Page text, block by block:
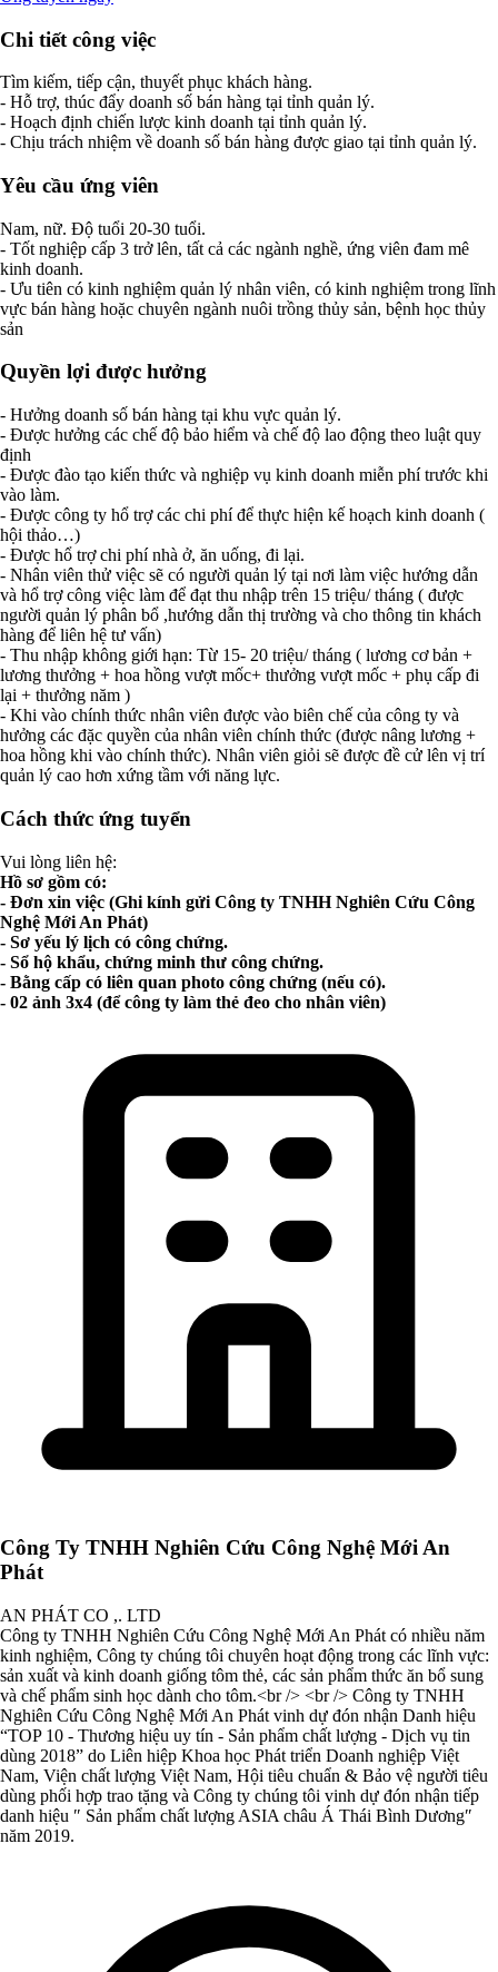
Chi tiết công việc
Tìm kiếm, tiếp cận, thuyết phục khách hàng.
- Hỗ trợ, thúc đẩy doanh số bán hàng tại tỉnh quản lý.
- Hoạch định chiến lược kinh doanh tại tỉnh quản lý.
- Chịu trách nhiệm về doanh số bán hàng được giao tại tỉnh quản lý.
Yêu cầu ứng viên
Nam, nữ. Độ tuổi 20-30 tuổi.
- Tốt nghiệp cấp 3 trở lên, tất cả các ngành nghề, ứng viên đam mê
kinh doanh.
- Ưu tiên có kinh nghiệm quản lý nhân viên, có kinh nghiệm trong lĩnh
vực bán hàng hoặc chuyên ngành nuôi trồng thủy sản, bệnh học thủy
sản
Quyền lợi được hưởng
- Hưởng doanh số bán hàng tại khu vực quản lý.
- Được hưởng các chế độ bảo hiểm và chế độ lao động theo luật quy
định
- Được đào tạo kiến thức và nghiệp vụ kinh doanh miễn phí trước khi
vào làm.
- Được công ty hổ trợ các chi phí để thực hiện kế hoạch kinh doanh (
hội thảo…)
- Được hổ trợ chi phí nhà ở, ăn uống, đi lại.
- Nhân viên thử việc sẽ có người quản lý tại nơi làm việc hướng dẫn
và hổ trợ công việc làm để đạt thu nhập trên 15 triệu/ tháng ( được
người quản lý phân bổ ,hướng dẫn thị trường và cho thông tin khách
hàng để liên hệ tư vấn)
- Thu nhập không giới hạn: Từ 15- 20 triệu/ tháng ( lương cơ bản +
lương thưởng + hoa hồng vượt mốc+ thưởng vượt mốc + phụ cấp đi
lại + thưởng năm )
- Khi vào chính thức nhân viên được vào biên chế của công ty và
hưởng các đặc quyền của nhân viên chính thức (được nâng lương +
hoa hồng khi vào chính thức). Nhân viên giỏi sẽ được đề cử lên vị trí
quản lý cao hơn xứng tầm với năng lực.
Cách thức ứng tuyển
Vui lòng liên hệ:
Hồ sơ gồm có:
- Đơn xin việc (Ghi kính gửi Công ty TNHH Nghiên Cứu Công
Nghệ Mới An Phát)
- Sơ yếu lý lịch có công chứng.
- Sổ hộ khẩu, chứng minh thư công chứng.
- Bằng cấp có liên quan photo công chứng (nếu có).
- 02 ảnh 3x4 (để công ty làm thẻ đeo cho nhân viên)
Công Ty TNHH Nghiên Cứu Công Nghệ Mới An
Phát
AN PHÁT CO ,. LTD
Công ty TNHH Nghiên Cứu Công Nghệ Mới An Phát có nhiều năm
kinh nghiệm, Công ty chúng tôi chuyên hoạt động trong các lĩnh vực:
sản xuất và kinh doanh giống tôm thẻ, các sản phẩm thức ăn bổ sung
và chế phẩm sinh học dành cho tôm.<br /> <br /> Công ty TNHH
Nghiên Cứu Công Nghệ Mới An Phát vinh dự đón nhận Danh hiệu
“TOP 10 - Thương hiệu uy tín - Sản phẩm chất lượng - Dịch vụ tin
dùng 2018” do Liên hiệp Khoa học Phát triển Doanh nghiệp Việt
Nam, Viện chất lượng Việt Nam, Hội tiêu chuẩn & Bảo vệ người tiêu
dùng phối hợp trao tặng và Công ty chúng tôi vinh dự đón nhận tiếp
danh hiệu ″ Sản phẩm chất lượng ASIA châu Á Thái Bình Dương″
năm 2019.